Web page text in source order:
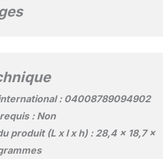
: 04008789094902
: Non
produit (L x l x h) : 28,4 x 18,7 x